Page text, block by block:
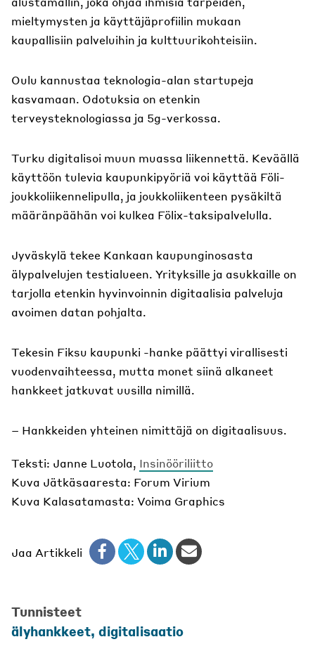
mieltymysten ja käyttäjäprofiilin mukaan
kaupallisiin palveluihin ja kulttuurikohteisiin.
Oulu kannustaa teknologia-alan startupeja
kasvamaan. Odotuksia on etenkin
terveysteknologiassa ja 5g-verkossa.
Turku digitalisoi muun muassa liikennettä. Keväällä
käyttöön tulevia kaupunkipyöriä voi käyttää Föli-
joukkoliikennelipulla, ja joukkoliikenteen pysäkiltä
määränpäähän voi kulkea Fölix-taksipalvelulla.
Jyväskylä tekee Kankaan kaupunginosasta
älypalvelujen testialueen. Yrityksille ja asukkaille on
tarjolla etenkin hyvinvoinnin digitaalisia palveluja
avoimen datan pohjalta.
Tekesin Fiksu kaupunki -hanke päättyi virallisesti
vuodenvaihteessa, mutta monet siinä alkaneet
hankkeet jatkuvat uusilla nimillä.
– Hankkeiden yhteinen nimittäjä on digitaalisuus.
Teksti: Janne Luotola, Insinööriliitto
Kuva Jätkäsaaresta: Forum Virium
Kuva Kalasatamasta: Voima Graphics
Jaa Artikkeli
Tunnisteet
älyhankkeet, digitalisaatio